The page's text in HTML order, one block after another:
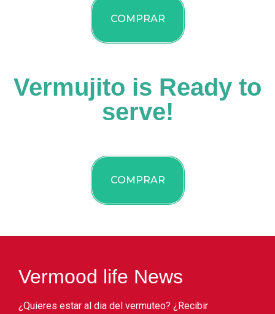
COMPRAR
Vermujito is Ready to
serve!
COMPRAR
Vermood life News
¿Quieres estar al dia del vermuteo? ¿Recibir